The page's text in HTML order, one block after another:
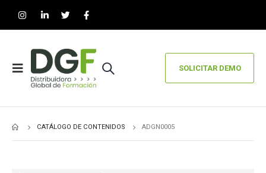
SOLICITAR DEMO
CATÁLOGO DE CONTENIDOS ADGN0005